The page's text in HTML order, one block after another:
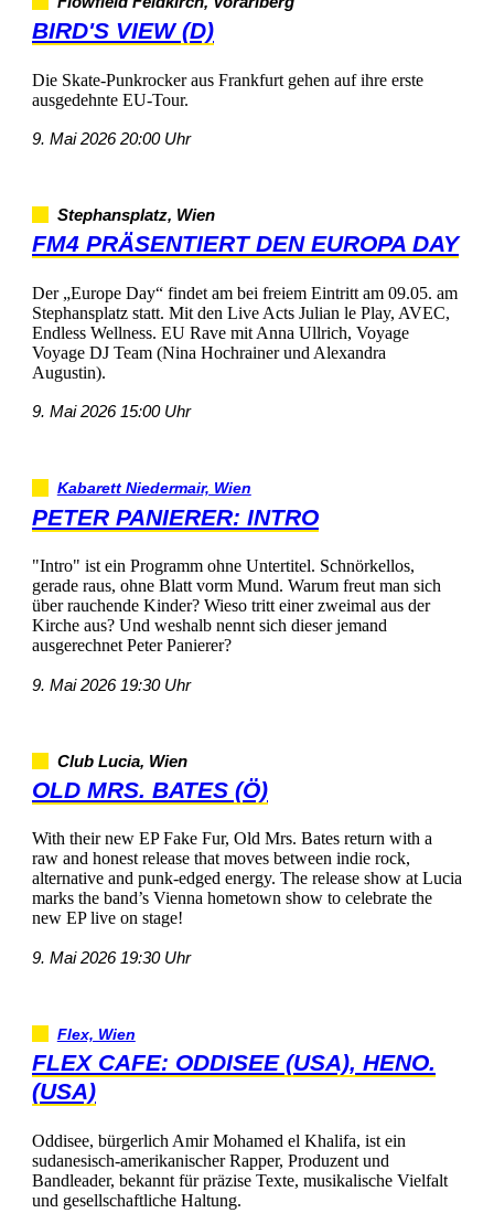
BIRD'SVIEW(D)
DieSkate-PunkrockerausFrankfurtgehenaufihreerste
ausgedehnteEU-Tour.
9.Mai202620:00Uhr
Stephansplatz,Wien
FM4PRÄSENTIERTDENEUROPADAY
Der„EuropeDay“findetambeifreiemEintrittam09.05.am
Stephansplatzstatt.MitdenLiveActsJulianlePlay,AVEC,
EndlessWellness.EURavemitAnnaUllrich,Voyage
VoyageDJTeam(NinaHochrainerundAlexandra
Augustin).
9.Mai202615:00Uhr
KabarettNiedermair,Wien
PETERPANIERER:INTRO
"Intro"isteinProgrammohneUntertitel.Schnörkellos,
geraderaus,ohneBlattvormMund.Warumfreutmansich
überrauchendeKinder?Wiesotritteinerzweimalausder
Kircheaus?Undweshalbnenntsichdieserjemand
ausgerechnetPeterPanierer?
9.Mai202619:30Uhr
ClubLucia,Wien
OLDMRS.BATES(Ö)
WiththeirnewEPFakeFur,OldMrs.Batesreturnwitha
rawandhonestreleasethatmovesbetweenindierock,
alternativeandpunk-edgedenergy.ThereleaseshowatLucia
markstheband’sViennahometownshowtocelebratethe
newEPliveonstage!
9.Mai202619:30Uhr
Flex,Wien
FLEXCAFE:ODDISEE(USA),HENO.
(USA)
Oddisee,bürgerlichAmirMohamedelKhalifa,istein
sudanesisch-amerikanischerRapper,Produzentund
Bandleader,bekanntfürpräziseTexte,musikalischeVielfalt
undgesellschaftlicheHaltung.